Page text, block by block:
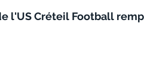
l'US Créteil Football